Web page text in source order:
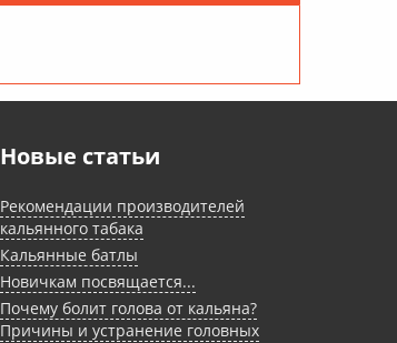
Новые статьи
Рекомендации производителей
кальянного табака
Кальянные батлы
Новичкам посвящается...
Почему болит голова от кальяна?
Причины и устранение головных